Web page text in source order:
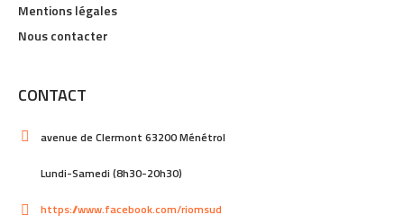
Mentions légales
Nous contacter
CONTACT
avenue de Clermont 63200 Ménétrol
Lundi-Samedi (8h30-20h30)
https://www.facebook.com/riomsud